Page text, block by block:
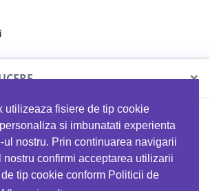
utilizeaza fisiere de tip cookie
si imbunatati experienta
ul nostru. Prin continuarea navigarii
nostru confirmi acceptarea utilizarii
tip cookie conform Politicii de
×
MYPROTEIN
la orice comandă folosind codul
EATTRACK